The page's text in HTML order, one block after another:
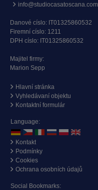
info@studiocasatoscana.com
Danové císlo: IT01325860532
Firemní císlo: 1211
DPH císlo: IT01325860532
Majitel firmy:
Marion Sepp
Hlavní stránka
Vyhledávaní objektu
Kontaktní formulár
Language:
Kontakt
Podmínky
Cookies
Ochrana osobních údajů
Social Bookmarks: